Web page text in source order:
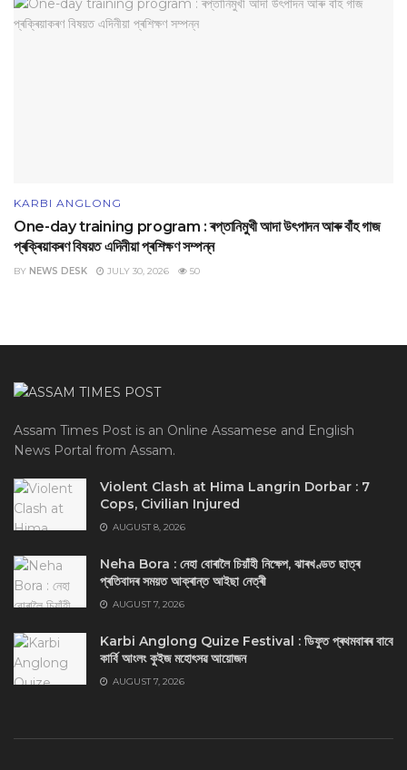
KARBI ANGLONG
One-day training program : ৰপ্তানিমুখী আদা উৎপাদন আৰু বাঁহ গাজ
প্ৰক্ৰিয়াকৰণ বিষয়ত এদিনীয়া প্ৰশিক্ষণ সম্পন্ন
BY NEWS DESK JULY 30, 2026 50
Assam Times Post is an Online Assamese and English
News Portal from Assam.
Violent Clash at Hima Langrin Dorbar : 7
Cops, Civilian Injured
AUGUST 8, 2026
Neha Bora : নেহা বোৰালৈ চিয়াঁহী নিক্ষেপ, ঝাৰখণ্ডত ছাত্ৰ
প্ৰতিবাদৰ সময়ত আক্ৰান্ত আইছা নেত্ৰী
AUGUST 7, 2026
Karbi Anglong Quize Festival : ডিফুত প্ৰথমবাৰৰ বাবে
কাৰ্বি আংলং কুইজ মহোৎসৱ আয়োজন
AUGUST 7, 2026